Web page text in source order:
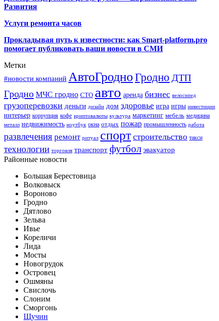
Развития
Услуги ремонта часов
Прокладывая путь к известности: как Smart-platform.pro
помогает публиковать ваши новости в СМИ
Метки
#новости компаний АвтоГродноГродно ДТП
Гродно МЧС гродно СТО авто аренда бизнес велосипед
грузоперевозки деньги дизайн дом здоровье игра игры инвестиции
интерьер коррупция кофе криптовалюты культура маркетинг мебель медицина
металл недвижимость ноутбук окна отдых пожар промышленность работа
развлечения ремонт ритуал спорт строительство такси
технологии торговля транспорт футбол эвакуатор
Районные новости
Большая Берестовица
Волковыск
Вороново
Гродно
Дятлово
Зельва
Ивье
Кореличи
Лида
Мосты
Новогрудок
Островец
Ошмяны
Свислочь
Слоним
Сморгонь
Щучин